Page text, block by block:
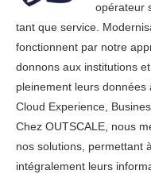
opérateur
tant que service.
fonctionnent par notre
donnons aux institutions
pleinement leurs
Cloud Experience,
Chez OUTSCALE, nous
nos solutions, permettant
intégralement leurs